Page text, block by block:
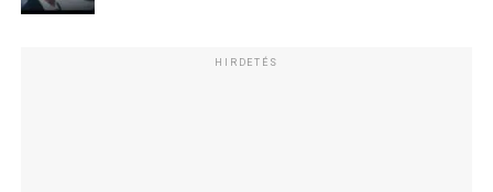
HIRDETÉS